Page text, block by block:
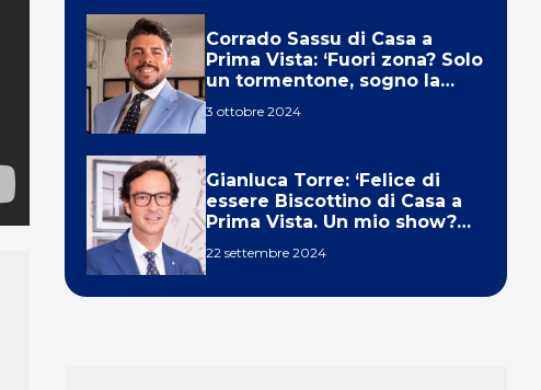
Corrado Sassu di Casa a
Prima Vista: ‘Fuori zona? Solo
un tormentone, sogno la
3 ottobre 2024
Gianluca Torre: ‘Felice di
essere Biscottino di Casa a
Prima Vista. Un mio show?
22 settembre 2024